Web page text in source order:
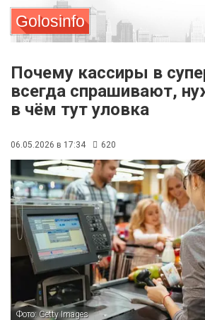
Golosinfo
Почему кассиры в
всегда спрашивают,
в чём тут уловка
06.05.2026 в 17:34 620
Фото: Getty Images